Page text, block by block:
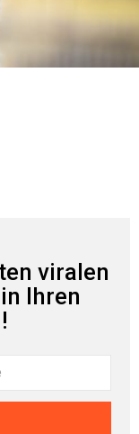
viralen
Ihren